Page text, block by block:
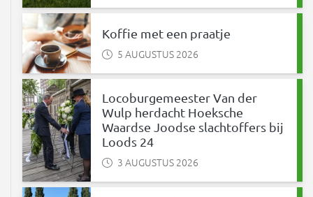
Koffie met een praatje
5 AUGUSTUS 2026
Locoburgemeester Van der
Wulp herdacht Hoeksche
Waardse Joodse slachtoffers bij
Loods 24
3 AUGUSTUS 2026